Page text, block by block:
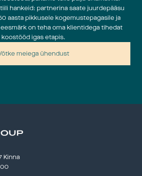
hankeid: partnerina saate juurdepääsu
aasta pikkusele kogemustepagasile ja
on teha oma klientidega tihedat
koostööd igas etapis.
meiega ühendust
Kinna